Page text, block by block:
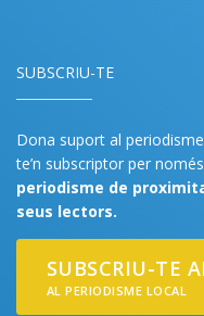
SUBSCRIU-TE
Dona suport al
te’n subscriptor per
periodisme de
seus lectors.
SUBSCRIU-TE
AL PERIODISME LOCAL